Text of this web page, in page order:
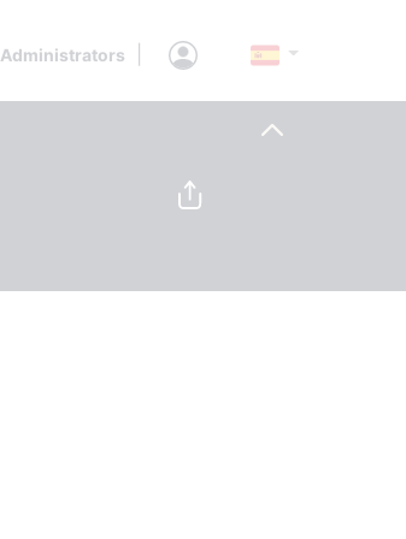
Administrators